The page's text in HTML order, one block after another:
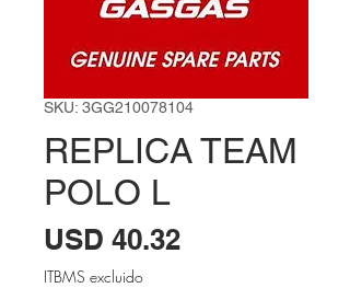
SKU: 3GG210078104
REPLICA TEAM
POLO L
USD 40.32Precio
ITBMS excluido